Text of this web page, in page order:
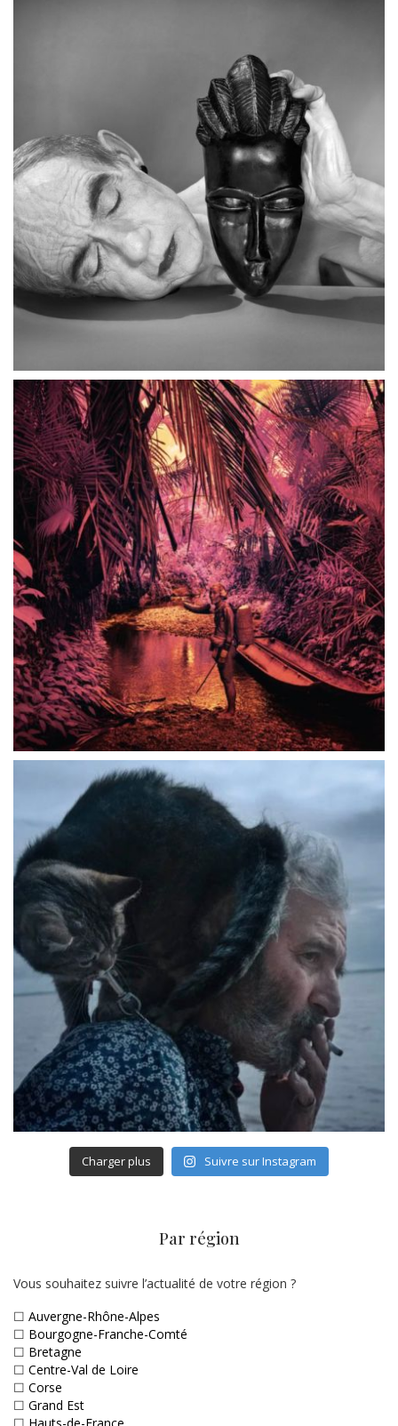
Charger plus Suivre sur Instagram
Par région
Vous souhaitez suivre l’actualité de votre région ?
☐ Auvergne-Rhône-Alpes
☐ Bourgogne-Franche-Comté
☐ Bretagne
☐ Centre-Val de Loire
☐ Corse
☐ Grand Est